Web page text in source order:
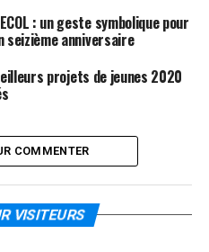
: un geste symbolique pour
seizième anniversaire
projets de jeunes 2020
COMMENTER
VISITEURS